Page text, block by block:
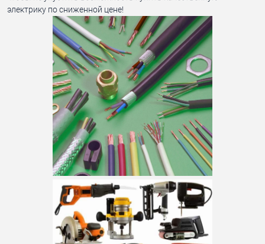
электрику по сниженной цене!